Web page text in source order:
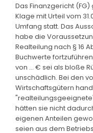
Das Finanzgericht
Klage mit Urteil vom
Umfang statt. Das
habe die
Realteilung nach § 16
Buchwerte
von ... € sei als bloße
unschädlich. Bei den
Wirtschaftsgütern
hätten sie nicht
eigenen Anteilen
seien aus dem